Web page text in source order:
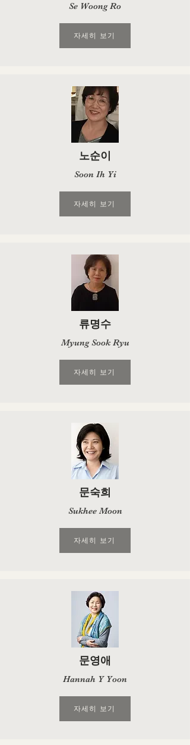
Se Woong Ro
자세히 보기
노순이
Soon Ih Yi
자세히 보기
류명수
Myung Sook Ryu
자세히 보기
문숙희
Sukhee Moon
자세히 보기
문영애
Hannah Y Yoon
자세히 보기